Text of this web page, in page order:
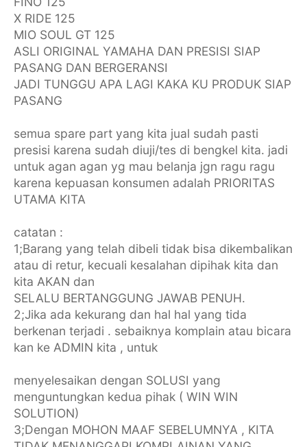
X RIDE 125
MIO SOUL GT 125
ASLI ORIGINAL YAMAHA DAN PRESISI SIAP
PASANG DAN BERGERANSI
JADI TUNGGU APA LAGI KAKA KU PRODUK SIAP
PASANG
semua spare part yang kita jual sudah pasti
presisi karena sudah diuji/tes di bengkel kita. jadi
untuk agan agan yg mau belanja jgn ragu ragu
karena kepuasan konsumen adalah PRIORITAS
UTAMA KITA
catatan :
1;Barang yang telah dibeli tidak bisa dikembalikan
atau di retur, kecuali kesalahan dipihak kita dan
kita AKAN dan
SELALU BERTANGGUNG JAWAB PENUH.
2;Jika ada kekurang dan hal hal yang tida
berkenan terjadi . sebaiknya komplain atau bicara
kan ke ADMIN kita , untuk
menyelesaikan dengan SOLUSI yang
menguntungkan kedua pihak ( WIN WIN
SOLUTION)
3;Dengan MOHON MAAF SEBELUMNYA , KITA